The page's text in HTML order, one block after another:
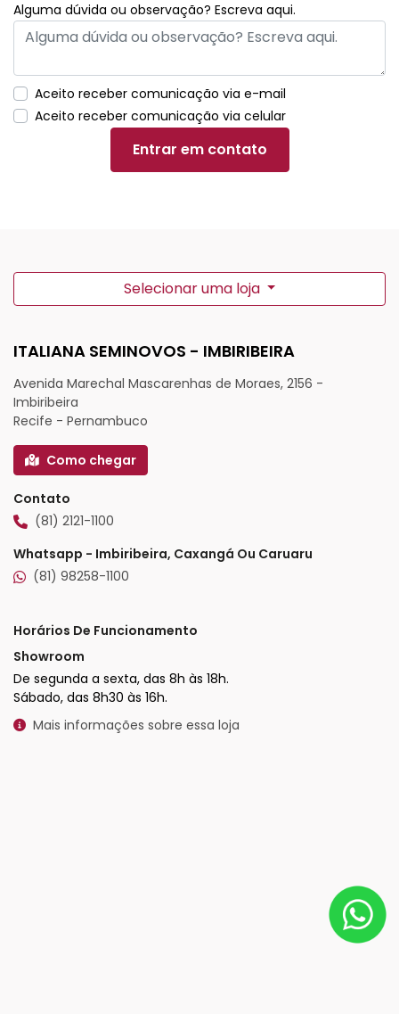
Alguma dúvida ou observação? Escreva aqui.
Aceito receber comunicação via e-mail
Aceito receber comunicação via celular
Entrar em contato
Selecionar uma loja
ITALIANA SEMINOVOS - IMBIRIBEIRA
Avenida Marechal Mascarenhas de Moraes, 2156 -
Imbiribeira
Recife - Pernambuco
Como chegar
Contato
(81) 2121-1100
Whatsapp - Imbiribeira, Caxangá Ou Caruaru
(81) 98258-1100
Horários De Funcionamento
Showroom
De segunda a sexta, das 8h às 18h.
Sábado, das 8h30 às 16h.
Mais informações sobre essa loja